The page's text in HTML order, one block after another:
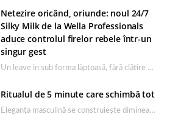
Netezire oricând, oriunde: noul 24/7
Silky Milk de la Wella Professionals
aduce controlul firelor rebele într-un
singur gest
Un leave in sub forma lăptoasă, fără clătire care completează rutina Ultimate Smooth și transformă…
Ritualul de 5 minute care schimbă tot
Eleganța masculină se construiește dimineața, în câteva minute și cu produsele potrivite. O rutină de…